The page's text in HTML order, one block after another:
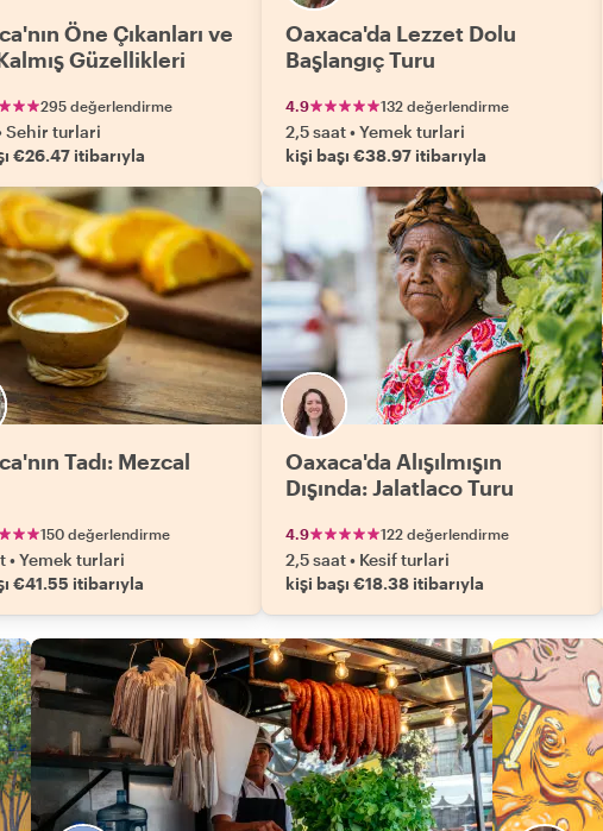
Öne Çıkanları ve
Güzellikleri
295 değerlendirme
Sehir turlari
€26.47 itibarıyla
Oaxaca'da Lezzet Dolu
Başlangıç Turu
4.9 132 değerlendirme
2,5 saat•Yemek turlari
kişi başı €38.97 itibarıyla
Tadı: Mezcal
150 değerlendirme
•Yemek turlari
€41.55 itibarıyla
Oaxaca'da Alışılmışın
Dışında: Jalatlaco Turu
4.9 122 değerlendirme
2,5 saat• Kesif turlari
kişi başı €18.38 itibarıyla